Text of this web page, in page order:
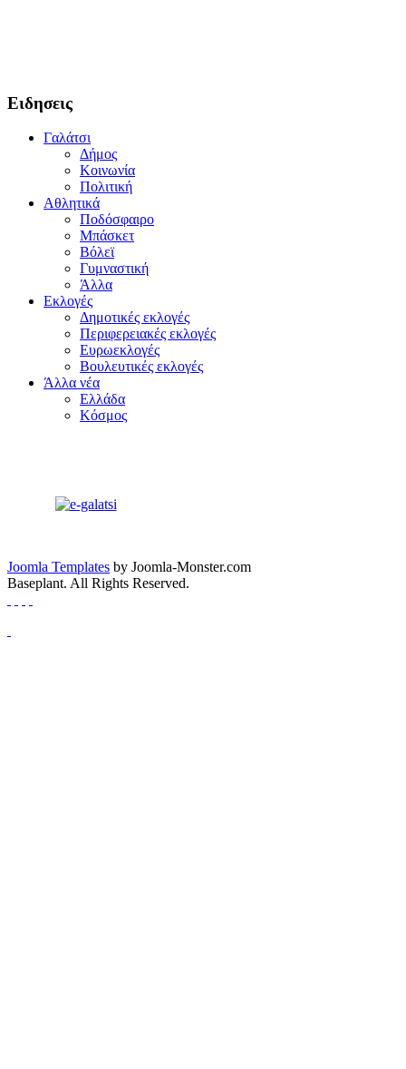
Ειδησεις
Γαλάτσι
Δήμος
Κοινωνία
Πολιτική
Αθλητικά
Ποδόσφαιρο
Μπάσκετ
Βόλεϊ
Γυμναστική
Άλλα
Εκλογές
Δημοτικές εκλογές
Περιφερειακές εκλογές
Ευρωεκλογές
Βουλευτικές εκλογές
Άλλα νέα
Ελλάδα
Κόσμος
Joomla Templates by Joomla-Monster.com
Baseplant. All Rights Reserved.